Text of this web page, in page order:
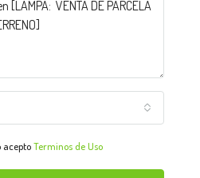
Terminos de Uso